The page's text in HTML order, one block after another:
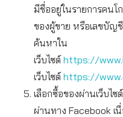
มีชื่ออยู่ในรายการคนโ
ของผู้ขาย หรือเลขบัญ
ค้นหาใน
เว็บไซต์ https://
เว็บไซต์ https://
เลือกซื้อของผ่านเว็บไ
ผ่านทาง Facebook เ